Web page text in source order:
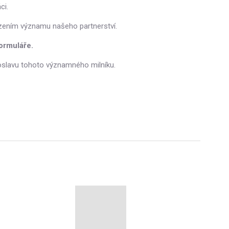
významu našeho partnerství.
tohoto významného milníku.